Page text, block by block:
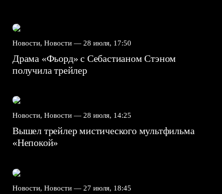
Новости, Новости — 28 июля, 17:50
Драма «Фьорд» с Себастианом Стэном
получила трейлер
Новости, Новости — 28 июля, 14:25
Вышел трейлер мистического мультфильма
«Непокой»
Новости, Новости — 27 июля, 18:45